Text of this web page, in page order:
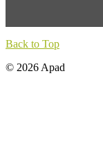
Back to Top
© 2026 Apad